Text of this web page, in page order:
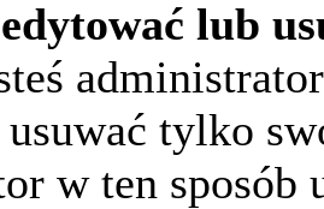
lub
tylko
w ten sposób